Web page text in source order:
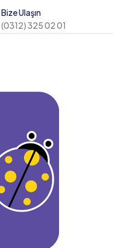
Bize Ulaşın
(0312) 325 02 01